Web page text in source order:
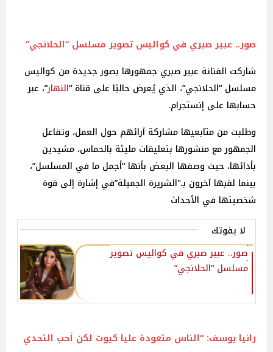
صور.. عبير صبري في كواليس تصوير مسلسل “الحلانجي”
شاركت الفنانة عبير صبري جمهورها بصور جديدة من كواليس
مسلسل “الحلانجي”، الذي يُعرض حاليًا على قناة “النهار”، عبر
حسابها على إنستجرام.
وطلبت من متابعيها مشاركة آرائهم حول العمل، وتفاعل
الجمهور مع منشورها بتعليقات مليئة بالحماس، مشيدين
بأدائها، حيث وصفها البعض بأنها “أجمل ما في المسلسل”،
بينما لقبها آخرون بـ"الشريرة الجميلة”في إشارة إلى قوة
شخصيتها في الأحداث
لا يفوتك
‎صور.. عبير صبري في كواليس تصوير
مسلسل “الحلانجي”
رانيا يوسف: “الناس متعودة عليا كيوت لكن أحب التحدي